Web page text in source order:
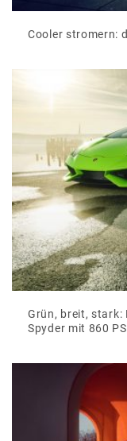
Cooler stromern:
Grün, breit, stark:
Spyder mit 860 PS